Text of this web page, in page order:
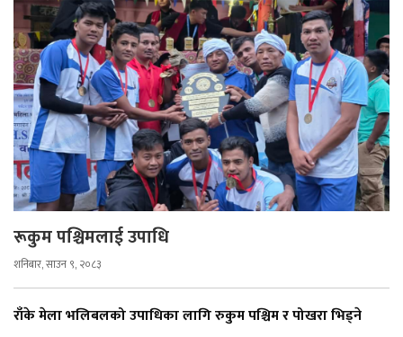
रूकुम पश्चिमलाई उपाधि
शनिबार, साउन ९, २०८३
राँके मेला भलिबलको उपाधिका लागि रुकुम पश्चिम र पोखरा भिड्ने